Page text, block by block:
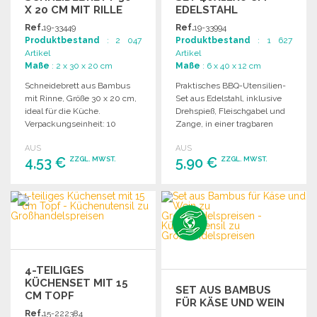
X 20 CM MIT RILLE
Ref.19-33449
Produktbestand : 2 047
Artikel
Maße : 2 x 30 x 20 cm
Schneidebrett aus Bambus
mit Rinne, Größe 30 x 20 cm,
ideal für die Küche.
Verpackungseinheit: 10
AUS
4,53 € ZZGL. MWST.
BESTELLEN
Angebot anfordern
EDELSTAHL
Ref.19-33994
Produktbestand : 1 627
Artikel
Maße : 6 x 40 x 12 cm
Praktisches BBQ-Utensilien-
Set aus Edelstahl, inklusive
Drehspieß, Fleischgabel und
Zange, in einer tragbaren
Grillliebhaber.
AUS
5,90 € ZZGL. MWST.
BESTELLEN
Angebot anfordern
4-TEILIGES
KÜCHENSET MIT 15
CM TOPF
Ref.15-222384
SET AUS BAMBUS
FÜR KÄSE UND WEIN